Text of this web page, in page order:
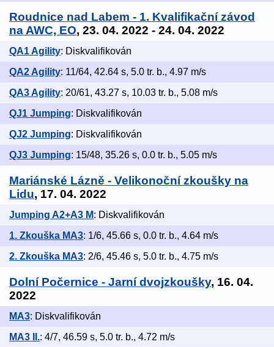
Roudnice nad Labem - 1. Kvalifikační závod
na AWC, EO, 23. 04. 2022 - 24. 04. 2022
QA1 Agility: Diskvalifikován
QA2 Agility: 11/64, 42.64 s, 5.0 tr. b., 4.97 m/s
QA3 Agility: 20/61, 43.27 s, 10.03 tr. b., 5.08 m/s
QJ1 Jumping: Diskvalifikován
QJ2 Jumping: Diskvalifikován
QJ3 Jumping: 15/48, 35.26 s, 0.0 tr. b., 5.05 m/s
Mariánské Lázně - Velikonoční zkoušky na
Lidu, 17. 04. 2022
Jumping A2+A3 M: Diskvalifikován
1. Zkouška MA3: 1/6, 45.66 s, 0.0 tr. b., 4.64 m/s
2. Zkouška MA3: 2/6, 45.46 s, 5.0 tr. b., 4.75 m/s
Dolní Počernice - Jarní dvojzkoušky, 16. 04.
2022
MA3: Diskvalifikován
MA3 II.: 4/7, 46.59 s, 5.0 tr. b., 4.72 m/s